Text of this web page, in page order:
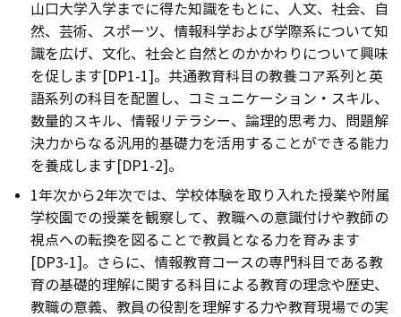
山口大学入学までに得た知識をもとに、人文、社会、自
然、芸術、スポーツ、情報科学および学際系について知
識を広げ、文化、社会と自然とのかかわりについて興味
を促します[DP1-1]。共通教育科目の教養コア系列と英
語系列の科目を配置し、コミュニケーション・スキル、
数量的スキル、情報リテラシー、論理的思考力、問題解
決力からなる汎用的基礎力を活用することができる能力
を養成します[DP1-2]。
1年次から2年次では、学校体験を取り入れた授業や附属
学校園での授業を観察して、教職への意識付けや教師の
視点への転換を図ることで教員となる力を育みます
[DP3-1]。さらに、情報教育コースの専門科目である教
育の基礎的理解に関する科目による教育の理念や歴史、
教職の意義、教員の役割を理解する力や教育現場での実